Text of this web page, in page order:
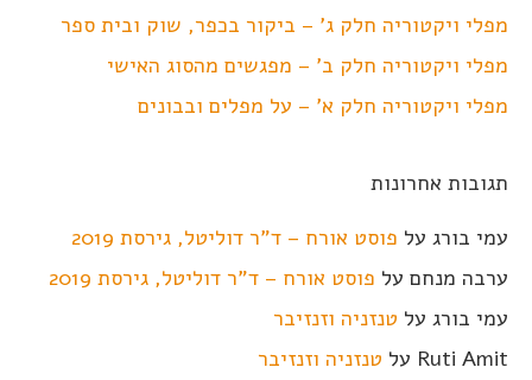
מפלי ויקטוריה חלק ג' – ביקור בכפר, שוק ובית ספר
מפלי ויקטוריה חלק ב' – מפגשים מהסוג האישי
מפלי ויקטוריה חלק א' – על מפלים ובבונים
תגובות אחרונות
עמי בורג על פוסט אורח – ד"ר דוליטל, גירסת 2019
ערבה מנחם על פוסט אורח – ד"ר דוליטל, גירסת 2019
עמי בורג על טנזניה וזנזיבר
Ruti Amit על טנזניה וזנזיבר